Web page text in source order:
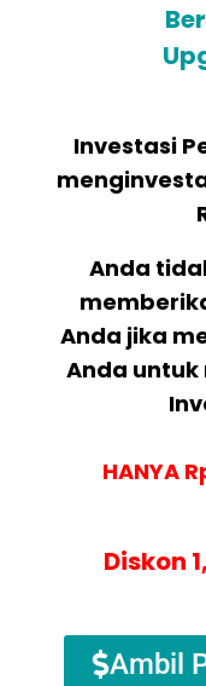
Investasi
Anda
Anda jika
Anda
HANYA
Diskon
Ambil